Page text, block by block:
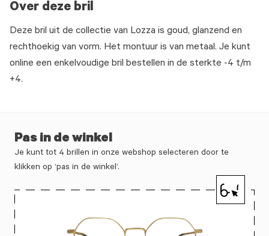
Over deze bril
Deze bril uit de collectie van Lozza is goud, glanzend en
rechthoekig van vorm. Het montuur is van metaal. Je kunt
online een enkelvoudige bril bestellen in de sterkte -4 t/m
+4.
Pas in de winkel
Je kunt tot 4 brillen in onze webshop selecteren door te
klikken op ‘pas in de winkel’.